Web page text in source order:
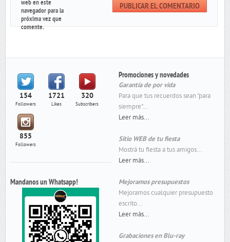
web en este
navegador para la
próxima vez que
comente.
154
Followers
1721
Likes
320
Subscribers
855
Followers
Mandanos un Whatsapp!
Promociones y novedades
Garantía de por vida
Para que tus recuerdos sean "para
siempre"...
Leer más...
Sitio WEB de tu fiesta
Mostrá tu fiesta a tus amigos...
Leer más...
Mejoramos presupuestos
Mejoramos cualquier presupuesto
escrito...
Leer más...
Grabaciones en Blu-ray